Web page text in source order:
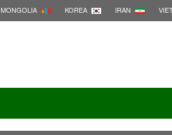
IRAN
KOREA
MONGOLIA